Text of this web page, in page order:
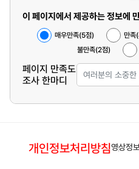
이 페이지에서 제공하는 정보에
매우만족(5점) 만족
불만족(2점)
페이지 만족도
조사 한마디
개인정보처리방침영상정